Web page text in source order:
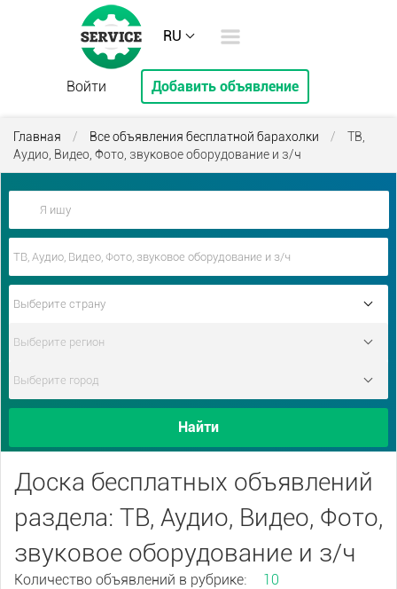
RU
Войти Добавить объявление
Главная / Все объявления бесплатной барахолки /
ТВ,
Аудио, Видео, Фото, звуковое оборудование и з/ч
Найти
Доска бесплатных объявлений
раздела: ТВ, Аудио, Видео, Фото,
звуковое оборудование и з/ч
Количество объявлений в рубрике: 10